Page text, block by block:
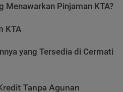
Menawarkan Pinjaman KTA?
KTA
yang Tersedia di Cermati
Tanpa Agunan